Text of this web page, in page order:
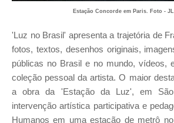
Estação Concorde em Paris. Foto -
'Luz no Brasil' apresenta a trajetória de
fotos, textos, desenhos originais,
públicas no Brasil e no mundo, vídeos,
coleção pessoal da artista. O maior
a obra da 'Estação da Luz', em
intervenção artística participativa e
Humanos em uma estação de metrô